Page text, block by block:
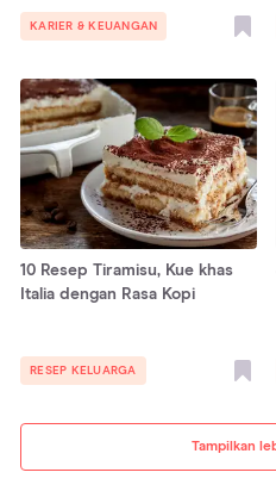
Tampilkan
KARIER & KEUANGAN
10 Resep Tiramisu, Kue khas
Italia dengan Rasa Kopi
RESEP KELUARGA